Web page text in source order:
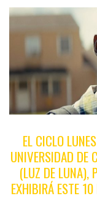
EL CICLO
UNIVERSIDAD DE
(LUZ DE LUNA),
EXHIBIRÁ ESTE